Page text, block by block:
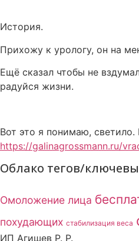
История.
Прихожу к урологу, он на
Ещё сказал чтобы не
радуйся жизни.
Вот это я понимаю, светило.
https://galinagrossmann.ru/
Облако тегов/
Омоложение лица
похудающих стабилизация веса
ИП Агишев Р. Р.